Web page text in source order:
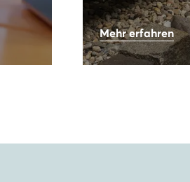
19,3 kWp
Leistung PV-Anlage
eingesparte Energie
Mehr erfahren